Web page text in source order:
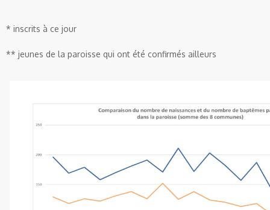
* inscrits à ce jour
** jeunes de la paroisse qui ont été confirmés ailleurs